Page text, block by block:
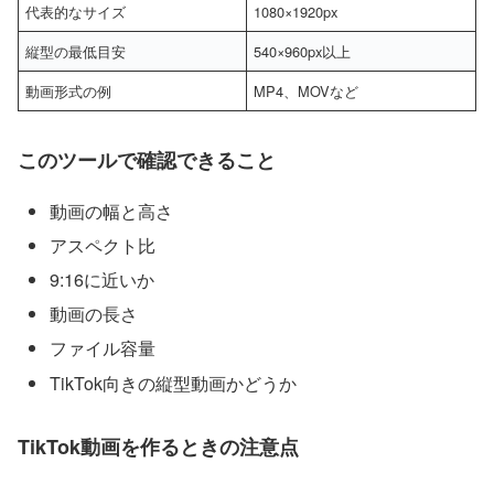
代表的なサイズ
1080×1920px
縦型の最低目安
540×960px以上
動画形式の例
MP4、MOVなど
このツールで確認できること
動画の幅と高さ
アスペクト比
9:16に近いか
動画の長さ
ファイル容量
TikTok向きの縦型動画かどうか
TikTok動画を作るときの注意点